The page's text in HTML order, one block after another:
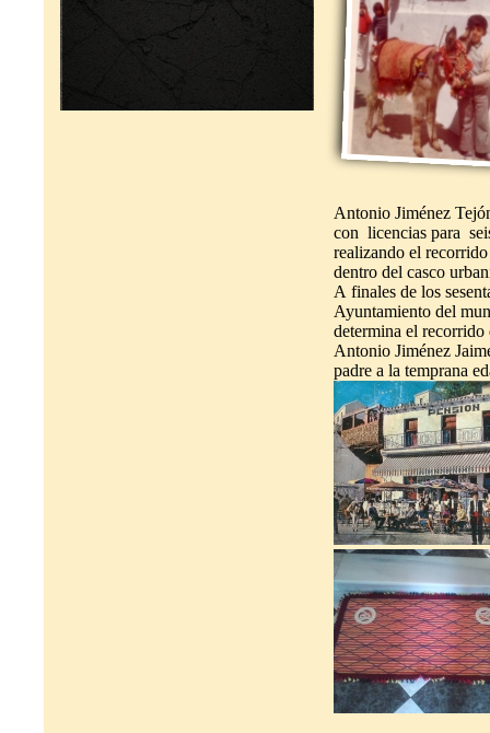
Antonio Jiménez
con licencias para seis burros y dos carros;
realizando el
dentro del casco
A finales de los
Ayuntamiento del
determina el
Antonio Jiménez
padre a la temprana edad de seis